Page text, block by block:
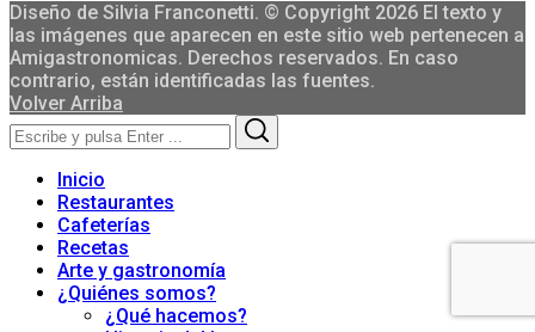
Diseño de Silvia Franconetti. © Copyright 2026 El texto y
las imágenes que aparecen en este sitio web pertenecen a
Amigastronomicas. Derechos reservados. En caso
contrario, están identificadas las fuentes.
Volver Arriba
Search
for:
Inicio
Restaurantes
Cafeterías
Recetas
Arte y gastronomía
¿Quiénes somos?
¿Qué hacemos?